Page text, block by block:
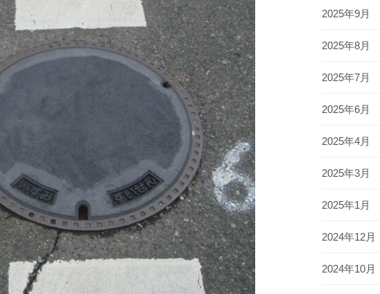
2025年9月
2025年8月
2025年7月
2025年6月
2025年4月
2025年3月
2025年1月
2024年12月
2024年10月